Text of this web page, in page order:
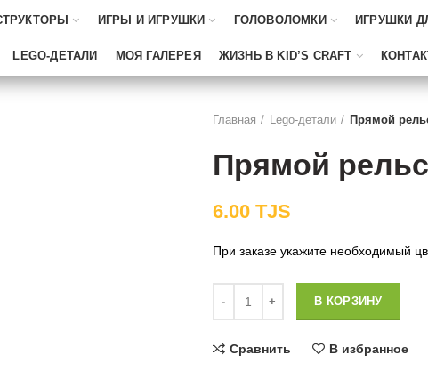
ИГРЫ И ИГРУШКИ ГОЛОВОЛОМКИ ИГРУШКИ
LEGO-ДЕТАЛИ МОЯ ГАЛЕРЕЯ ЖИЗНЬ В KID’S CRAFT
Главная Lego-детали Прямой
Прямой
6.00 TJS
При заказе укажите необходимый
В КОРЗИНУ
Сравнить В избранное